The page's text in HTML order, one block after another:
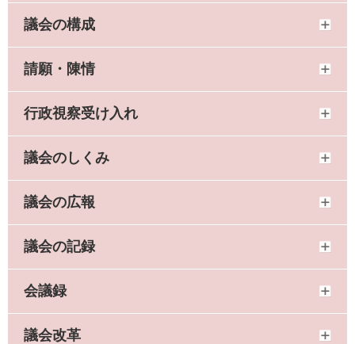
議会の構成
請願・陳情
行政視察受け入れ
議会のしくみ
議会の広報
議会の記録
会議録
議会改革